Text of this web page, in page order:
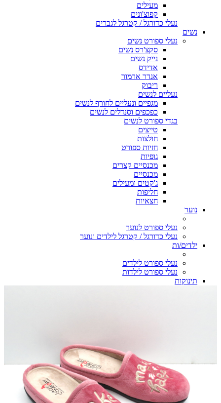
מעילים
קפוצ'ונים
נעלי כדורגל / קטרגל לגברים
נשים
נעלי ספורט נשים
סקצ'רס נשים
נייק נשים
אדידס
אנדר ארמור
ריבוק
נעליים לנשים
מגפיים ונעליים לחורף לנשים
כפכפים וסנדלים לנשים
בגדי ספורט לנשים
טייצים
חולצות
חזיות ספורט
גופיות
מכנסיים קצרים
מכנסיים
ג'קטים ומעילים
חליפות
חצאיות
נוער
נעלי ספורט לנוער
נעלי כדורגל / קטרגל לילדים ונוער
ילדים/ות
נעלי ספורט לילדים
נעלי ספורט לילדות
תינוקות